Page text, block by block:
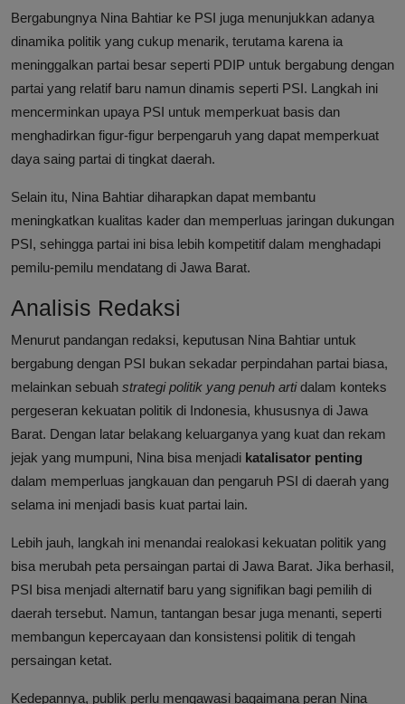
Bergabungnya Nina Bahtiar ke PSI juga menunjukkan adanya
dinamika politik yang cukup menarik, terutama karena ia
meninggalkan partai besar seperti PDIP untuk bergabung dengan
partai yang relatif baru namun dinamis seperti PSI. Langkah ini
mencerminkan upaya PSI untuk memperkuat basis dan
menghadirkan figur-figur berpengaruh yang dapat memperkuat
daya saing partai di tingkat daerah.
Selain itu, Nina Bahtiar diharapkan dapat membantu
meningkatkan kualitas kader dan memperluas jaringan dukungan
PSI, sehingga partai ini bisa lebih kompetitif dalam menghadapi
pemilu-pemilu mendatang di Jawa Barat.
Analisis Redaksi
Menurut pandangan redaksi, keputusan Nina Bahtiar untuk
bergabung dengan PSI bukan sekadar perpindahan partai biasa,
melainkan sebuah strategi politik yang penuh artidalam konteks
pergeseran kekuatan politik di Indonesia, khususnya di Jawa
Barat. Dengan latar belakang keluarganya yang kuat dan rekam
jejak yang mumpuni, Nina bisa menjadi katalisator penting
dalam memperluas jangkauan dan pengaruh PSI di daerah yang
selama ini menjadi basis kuat partai lain.
Lebih jauh, langkah ini menandai realokasi kekuatan politik yang
bisa merubah peta persaingan partai di Jawa Barat. Jika berhasil,
PSI bisa menjadi alternatif baru yang signifikan bagi pemilih di
daerah tersebut. Namun, tantangan besar juga menanti, seperti
membangun kepercayaan dan konsistensi politik di tengah
persaingan ketat.
Kedepannya, publik perlu mengawasi bagaimana peran Nina